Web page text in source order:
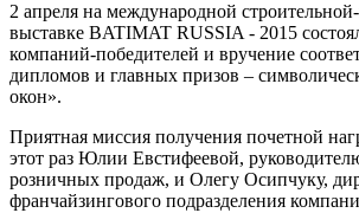
2 апреля на международной
выставке BATIMAT RUSSIA - 2015
компаний-победителей и вручение
дипломов и главных призов –
окон».
Приятная миссия получения почетной
этот раз Юлии Евстифеевой,
розничных продаж, и Олегу Осипчуку,
франчайзингового подразделения